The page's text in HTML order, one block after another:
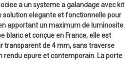
a un systeme a galandage avec kit
solution elegante et fonctionnelle pour
apportant un maximum de luminosite.
blanc et conçue en France, elle est
transparent de 4 mm, sans traverse
epure et contemporain. La porte